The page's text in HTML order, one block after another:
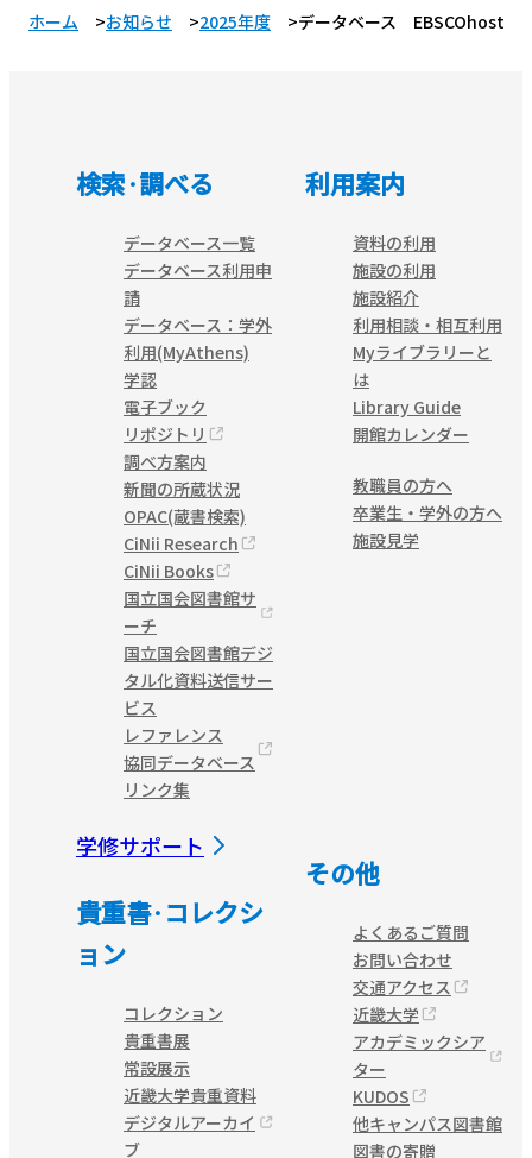
ホーム お知らせ 2025年度 データベース EBSCOhostに
検索·調べる
データベース一覧
データベース利用申
請
データベース：学外
利用(MyAthens)
学認
電子ブック
リポジトリ
調べ方案内
新聞の所蔵状況
OPAC(蔵書検索)
CiNii Research
CiNii Books
国立国会図書館サ
ーチ
国立国会図書館デジ
タル化資料送信サー
ビス
レファレンス
協同データベース
リンク集
利用案内
資料の利用
施設の利用
施設紹介
利用相談・相互利用
Myライブラリーと
は
Library Guide
開館カレンダー
教職員の方へ
卒業生・学外の方へ
施設見学
学修サポート
貴重書·コレクシ
ョン
コレクション
貴重書展
常設展示
近畿大学貴重資料
デジタルアーカイ
ブ
その他
よくあるご質問
お問い合わせ
交通アクセス
近畿大学
アカデミックシア
ター
KUDOS
他キャンパス図書館
図書の寄贈